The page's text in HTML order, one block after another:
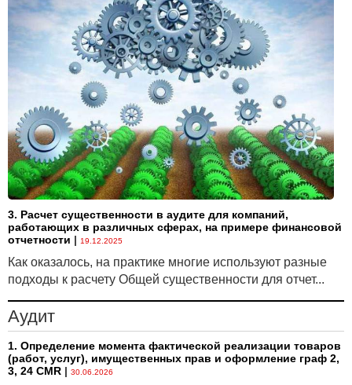
3. Расчет существенности в аудите для компаний,
работающих в различных сферах, на примере финансовой
отчетности | 19.12.2025
Как оказалось, на практике многие используют разные
подходы к расчету Общей существенности для отчет...
Аудит
1. Определение момента фактической реализации товаров
(работ, услуг), имущественных прав и оформление граф 2,
3, 24 CMR | 30.06.2026